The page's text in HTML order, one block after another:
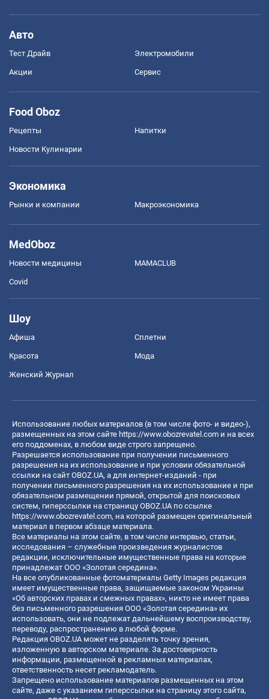
Авто
Тест Драйв Электромобили
Акции Сервис
Food Oboz
Рецепты Напитки
Новости Кулинарии
Экономика
Рынки и компании Mакроэкономика
MedOboz
Новости медицины MAMACLUB
Covid
Шоу
Афиша Сплетни
Красота Мода
Женский Журнал
Использование любых материалов (в том числе фото- и видео-),
размещенных на этом сайте https://www.obozrevatel.com и на всех
его поддоменах, в любом виде строго запрещено.
Разрешается использование при получении письменного
разрешения на их использование и при условии обязательной
ссылки на сайт OBOZ.UA, а для интернет-изданий - при
получении письменного разрешения на их использование и при
обязательном размещении прямой, открытой для поисковых
систем, гиперссылки на страницу OBOZ.UA по ссылке
https://www.obozrevatel.com, на которой размещен оригинальный
материал в первом абзаце материала.
Все материалы на этом сайте, в том числе интервью, статьи,
исследования – служебные произведения журналистов
редакции, исключительные имущественные права на которые
принадлежат ООО «Золотая середина».
На все опубликованные фотоматериалы Getty Images редакция
имеет имущественные права, защищаемые законом Украины
«Об авторских правах и смежных правах», никто не имеет права
без письменного разрешения ООО «Золотая середина» их
использовать, они не подлежат дальнейшему воспроизводству,
переводу, распространению в любой форме.
Редакция OBOZ.UA может не разделять точку зрения,
изложенную в авторском материале. За достоверность
информации, размещенной в рекламных материалах,
ответственность несет рекламодатель.
Запрещено использование материалов размещенных на этом
сайте, даже с указанием гиперссылки на страницу этого сайта,